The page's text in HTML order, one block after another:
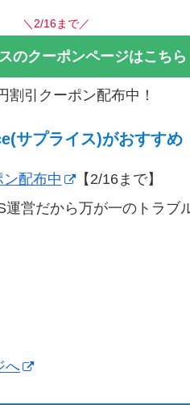
＼2/16まで／
のクーポンページはこちら
割引クーポン配布中！
サプライス)がおすすめ
配布中
【2/16まで】
運営だから万が一のトラブ
へ